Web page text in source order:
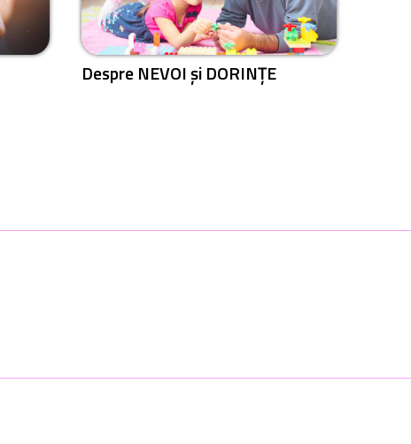
Despre NEVOI și DORINȚE